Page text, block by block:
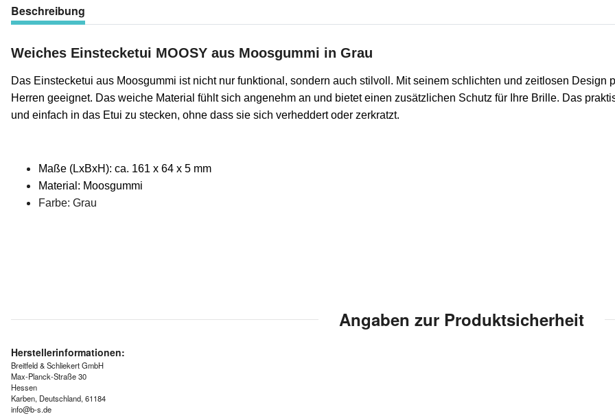
Beschreibung
Weiches Einstecketui MOOSY aus Moosgummi in Grau
Das Einstecketui aus Moosgummi ist nicht nur funktional, sondern auch stilvoll. Mit seinem schlichten und zeitlosen Design
Herren geeignet. Das weiche Material fühlt sich angenehm an und bietet einen zusätzlichen Schutz für Ihre Brille. Das
und einfach in das Etui zu stecken, ohne dass sie sich verheddert oder zerkratzt.
Maße (LxBxH): ca. 161 x 64 x 5 mm
Material: Moosgummi
Farbe: Grau
Angaben zur Produktsicherheit
Herstellerinformationen:
Breitfeld & Schliekert GmbH
Max-Planck-Straße 30
Hessen
Karben, Deutschland, 61184
info@b-s.de